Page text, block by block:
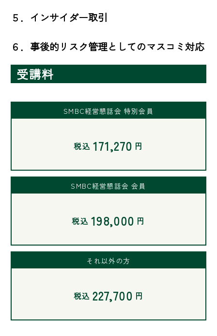
５．インサイダー取引
６．事後的リスク管理としてのマスコミ対応
受講料
SMBC経営懇話会 特別会員
税込 171,270 円
SMBC経営懇話会 会員
税込 198,000 円
それ以外の方
税込 227,700 円